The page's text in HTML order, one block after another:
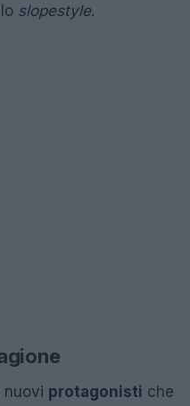
slopestyle.
nuovi protagonisti che